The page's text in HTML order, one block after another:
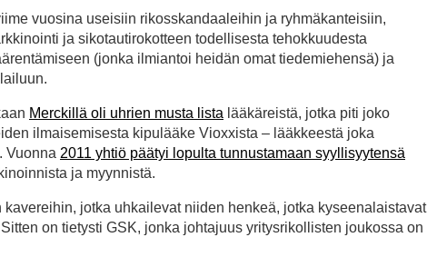
vuosina useisiin rikosskandaaleihin ja ryhmäkanteisiin,
ja sikotautirokotteen todellisesta tehokkuudesta
(jonka ilmiantoi heidän omat tiedemiehensä) ja
Merckillä oli uhrien musta lista lääkäreistä, jotka piti joko
ilmaisemisesta kipulääke Vioxxista – lääkkeestä joka
Vuonna 2011 yhtiö päätyi lopulta tunnustamaan syyllisyytensä
ja myynnistä.
jotka uhkailevat niiden henkeä, jotka kyseenalaistavat
on tietysti GSK, jonka johtajuus yritysrikollisten joukossa on